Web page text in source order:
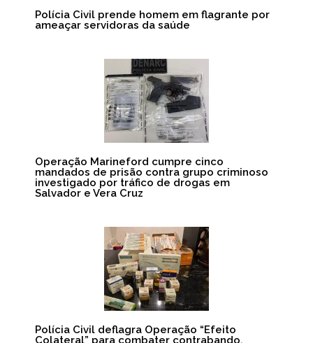
Polícia Civil prende homem em flagrante por
ameaçar servidoras da saúde
Operação Marineford cumpre cinco
mandados de prisão contra grupo criminoso
investigado por tráfico de drogas em
Salvador e Vera Cruz
Polícia Civil deflagra Operação “Efeito
Colateral” para combater contrabando,